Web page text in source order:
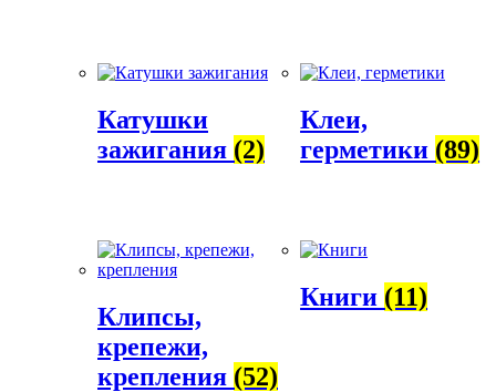
Катушки
зажигания (2)
Клеи,
герметики (89)
Клипсы,
крепежи,
крепления (52)
Книги (11)